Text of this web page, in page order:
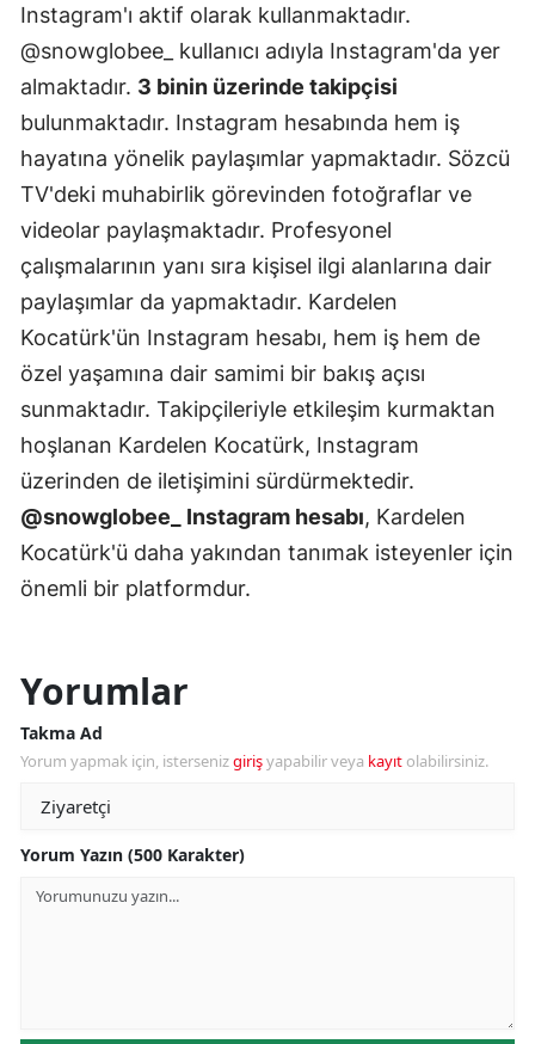
Instagram'ı aktif olarak kullanmaktadır.
@snowglobee_ kullanıcı adıyla Instagram'da yer
almaktadır. 3 binin üzerinde takipçisi
bulunmaktadır. Instagram hesabında hem iş
hayatına yönelik paylaşımlar yapmaktadır. Sözcü
TV'deki muhabirlik görevinden fotoğraflar ve
videolar paylaşmaktadır. Profesyonel
çalışmalarının yanı sıra kişisel ilgi alanlarına dair
paylaşımlar da yapmaktadır. Kardelen
Kocatürk'ün Instagram hesabı, hem iş hem de
özel yaşamına dair samimi bir bakış açısı
sunmaktadır. Takipçileriyle etkileşim kurmaktan
hoşlanan Kardelen Kocatürk, Instagram
üzerinden de iletişimini sürdürmektedir.
@snowglobee_ Instagram hesabı, Kardelen
Kocatürk'ü daha yakından tanımak isteyenler için
önemli bir platformdur.
Yorumlar
Takma Ad
Yorum yapmak için, istersenizgirişyapabilir veya kayıt olabilirsiniz.
Yorum Yazın (500 Karakter)